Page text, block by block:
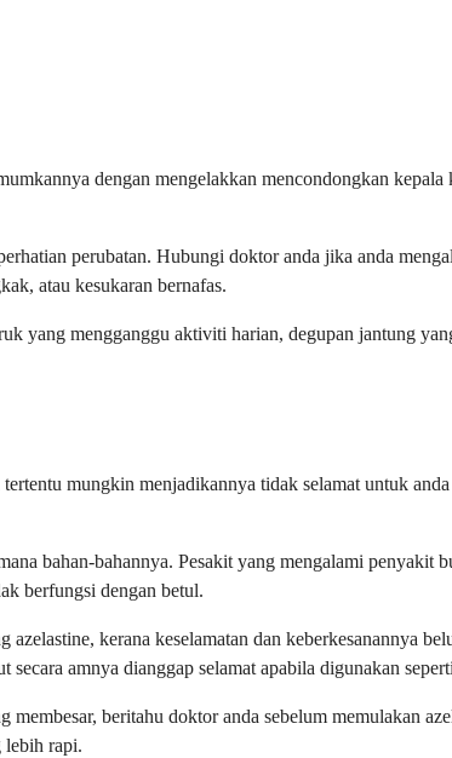
dengan mengelakkan mencondongkan
perubatan. Hubungi doktor anda jika anda
atau kesukaran bernafas.
yang mengganggu aktiviti harian, degupan jantung
mungkin menjadikannya tidak selamat untuk
bahan-bahannya. Pesakit yang mengalami
berfungsi dengan betul.
kerana keselamatan dan keberkesanannya
amnya dianggap selamat apabila digunakan
beritahu doktor anda sebelum memulakan
lebih rapi.